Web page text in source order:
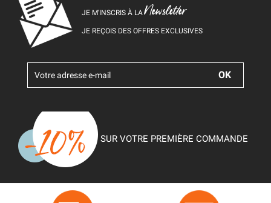
JE M’INSCRIS À LANewsletter
JE REÇOIS DES OFFRES EXCLUSIVES
SUR VOTRE PREMIÈRE COMMANDE